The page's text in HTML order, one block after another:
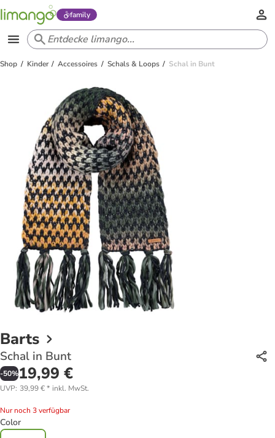
family
Shop Kinder Accessoires Schals & Loops Schal in Bunt
Barts
Schal in Bunt
-50%19,99 €
UVP: 39,99 €* inkl. MwSt.
Nur noch 3 verfügbar
Color